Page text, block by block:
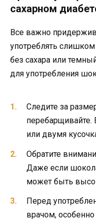
сахарном
Все важно
употреблять
без сахара или
для употребления
Следите за
перебарщивайте.
или двумя
Обратите
Даже если
может быть
Перед
врачом, особенно